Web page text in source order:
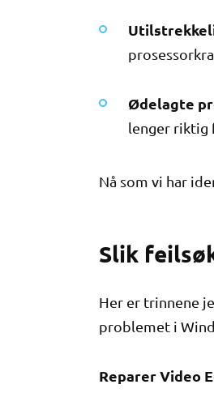
Ødelagte
lenger riktig
Nå som vi har
Slik
Her er trinnene
problemet i
Reparer Video